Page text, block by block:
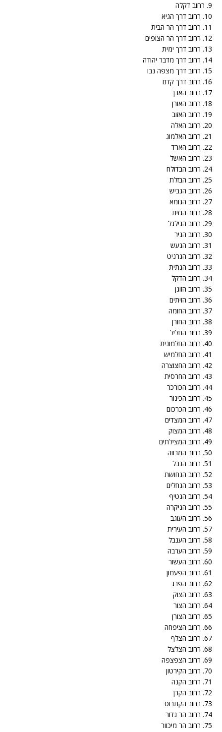
9. רחוב דקלה
10. רחוב דרך הגיא
11. רחוב דרך הר הבית
12. רחוב דרך הר הצופים
13. רחוב דרך ימית
14. רחוב דרך מדבר יהודה
15. רחוב דרך מצפה נבו
16. רחוב דרך קדם
17. רחוב האבן
18. רחוב האורן
19. רחוב האזוב
20. רחוב האלה
21. רחוב האלמוג
22. רחוב הארד
23. רחוב האשל
24. רחוב הבדולח
25. רחוב הבזלת
26. רחוב הגביש
27. רחוב הגומא
28. רחוב הגזית
29. רחוב הגילגל
30. רחוב הגיר
31. רחוב הגעש
32. רחוב הגרניט
33. רחוב הגתית
34. רחוב הדקל
35. רחוב הזוגן
36. רחוב הזיתים
37. רחוב החומה
38. רחוב החורן
39. רחוב החליל
40. רחוב החלמונית
41. רחוב החלמיש
42. רחוב החצוצרה
43. רחוב החרסית
44. רחוב הכורכר
45. רחוב הכינור
46. רחוב הכרכום
47. רחוב המצדים
48. רחוב המצוק
49. רחוב המצילתים
50. רחוב המרווה
51. רחוב הנבל
52. רחוב הנחושת
53. רחוב הנחלים
54. רחוב הנטיף
55. רחוב הניקרה
56. רחוב העוגב
57. רחוב העירית
58. רחוב הענבל
59. רחוב הערבה
60. רחוב העשור
61. רחוב הפעמון
62. רחוב הפרג
63. רחוב הצוק
64. רחוב הצור
65. רחוב הצורן
66. רחוב הציפחה
67. רחוב הצלף
68. רחוב הצלצל
69. רחוב הצפצפה
70. רחוב הקירטון
71. רחוב הקנה
72. רחוב הקרן
73. רחוב הקתרוס
74. רחוב הר גדור
75. רחוב הר מיכוור